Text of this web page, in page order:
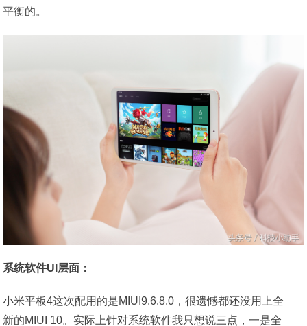
平衡的。
系统软件UI层面：
小米平板4这次配用的是MIUI9.6.8.0，很遗憾都还没用上全
新的MIUI 10。实际上针对系统软件我只想说三点，一是全